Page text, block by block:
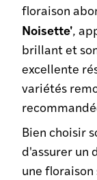
floraison
Noisette',
brillant et
excellente
variétés
Bien choisir
d'assurer un
une